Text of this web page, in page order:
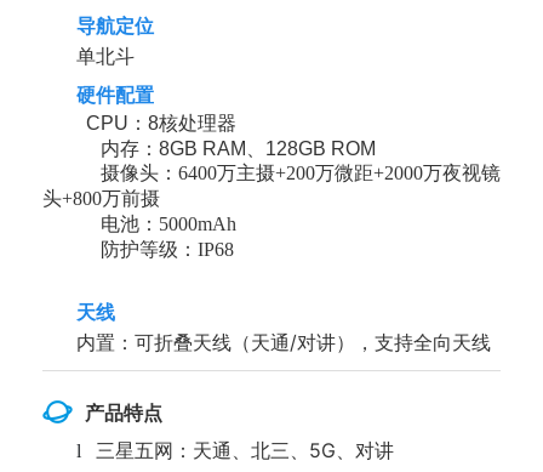
导航定位
单北斗
硬件配置
CPU：8核处理器
内存：8GB RAM、128GB ROM
摄像头：6400万主摄+200万微距+2000万夜视镜
头+800万前摄
电池：5000mAh
防护等级：IP68
天线
内置：可折叠天线（天通/对讲），支持全向天线
产品特点
l 三星五网：天通、北三、5G、对讲